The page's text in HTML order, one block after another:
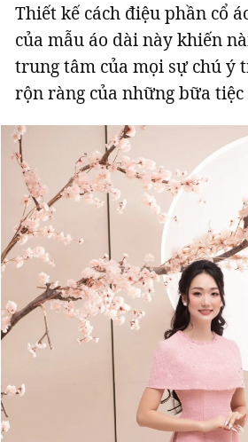
Thiết kế cách điệu phần cổ
của mẫu áo dài này khiến
trung tâm của mọi sự chú ý
rộn ràng của những bữa tiệc